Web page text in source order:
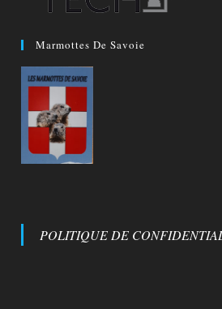
Marmottes De Savoie
POLITIQUE DE